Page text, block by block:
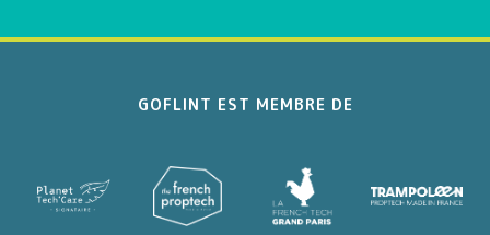
GOFLINT EST MEMBRE DE